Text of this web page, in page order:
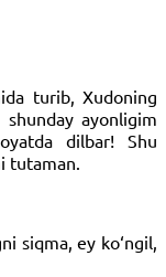
turib, Xudoning
ayonligim
dilbar! Shu
tutaman.
siqma, ey ko‘ngil,